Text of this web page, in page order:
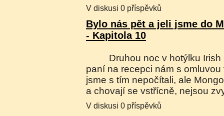
V diskusi 0 příspěvků
Bylo nás pět a jeli jsme do
- Kapitola 10
Druhou noc v hotýlku Irish Pub jsme zrušili a
paní na recepci nám s
jsme s tím nepočítali, ale
a chovají se vstřícně, nejsou
V diskusi 0 příspěvků